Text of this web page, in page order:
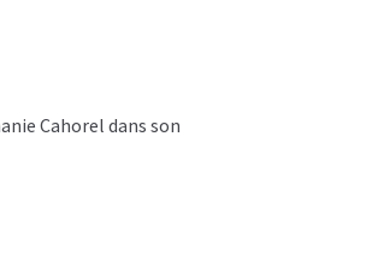
Cahorel dans son